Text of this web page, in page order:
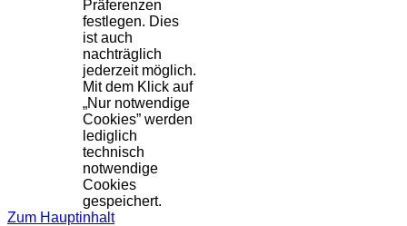
Präferenzen
festlegen. Dies
ist auch
nachträglich
jederzeit möglich.
Mit dem Klick auf
„Nur notwendige
Cookies” werden
lediglich
technisch
notwendige
Cookies
gespeichert.
Zum Hauptinhalt